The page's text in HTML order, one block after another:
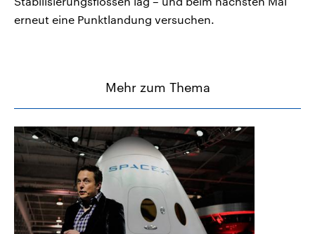
erneut eine Punktlandung versuchen.
Mehr zum Thema